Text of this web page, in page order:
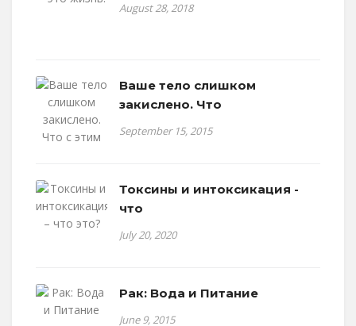
August 28, 2018
Ваше тело слишком
закислено. Что
September 15, 2015
Токсины и интоксикация -
что
July 20, 2020
Рак: Вода и Питание
June 9, 2015